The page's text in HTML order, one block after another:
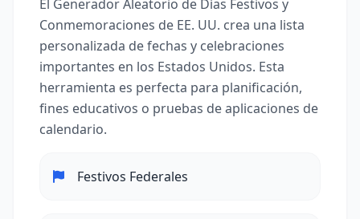
El Generador Aleatorio de Días Festivos y
Conmemoraciones de EE. UU. crea una lista
personalizada de fechas y celebraciones
importantes en los Estados Unidos. Esta
herramienta es perfecta para planificación,
fines educativos o pruebas de aplicaciones de
calendario.
Festivos Federales